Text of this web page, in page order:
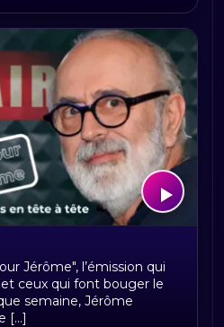
Jérôme", l’émission qui
ceux qui font bouger le
semaine, Jérôme
[...]